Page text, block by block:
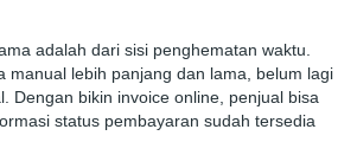
adalah dari sisi penghematan waktu.
manual lebih panjang dan lama, belum lagi
Dengan bikin invoice online, penjual bisa
status pembayaran sudah tersedia